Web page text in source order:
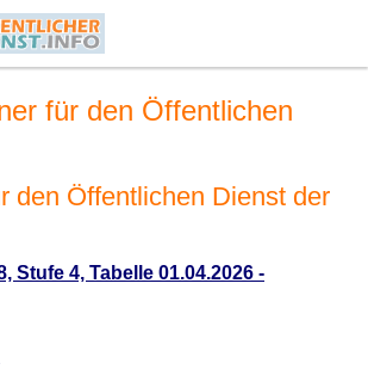
für den Öffentlichen
den Öffentlichen Dienst der
Stufe 4, Tabelle 01.04.2026 -